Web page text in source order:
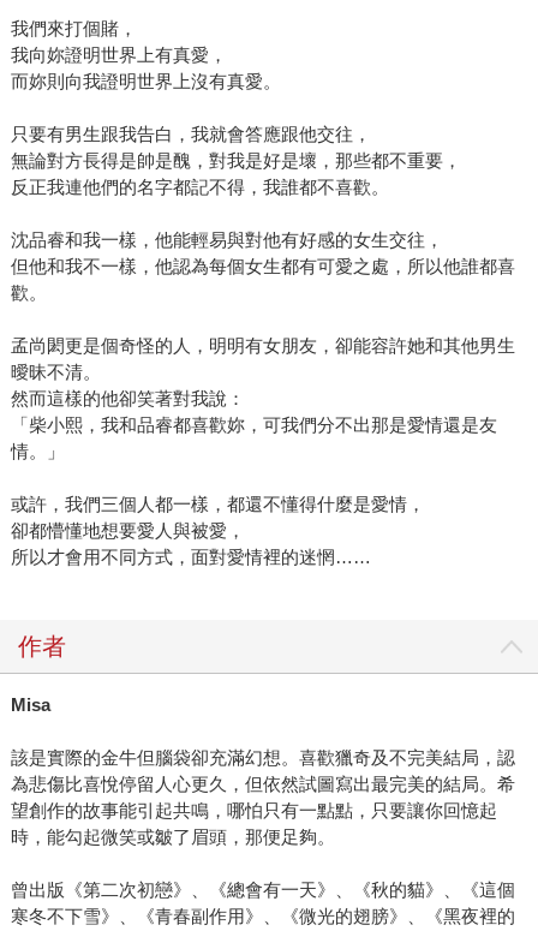
我們來打個賭，
我向妳證明世界上有真愛，
而妳則向我證明世界上沒有真愛。
只要有男生跟我告白，我就會答應跟他交往，
無論對方長得是帥是醜，對我是好是壞，那些都不重要，
反正我連他們的名字都記不得，我誰都不喜歡。
沈品睿和我一樣，他能輕易與對他有好感的女生交往，
但他和我不一樣，他認為每個女生都有可愛之處，所以他誰都喜
歡。
孟尚閎更是個奇怪的人，明明有女朋友，卻能容許她和其他男生
曖昧不清。
然而這樣的他卻笑著對我說：
「柴小熙，我和品睿都喜歡妳，可我們分不出那是愛情還是友
情。」
或許，我們三個人都一樣，都還不懂得什麼是愛情，
卻都懵懂地想要愛人與被愛，
所以才會用不同方式，面對愛情裡的迷惘……
作者
Misa
該是實際的金牛但腦袋卻充滿幻想。喜歡獵奇及不完美結局，認
為悲傷比喜悅停留人心更久，但依然試圖寫出最完美的結局。希
望創作的故事能引起共鳴，哪怕只有一點點，只要讓你回憶起
時，能勾起微笑或皺了眉頭，那便足夠。
曾出版《第二次初戀》、《總會有一天》、《秋的貓》、《這個
寒冬不下雪》、《青春副作用》、《微光的翅膀》、《黑夜裡的